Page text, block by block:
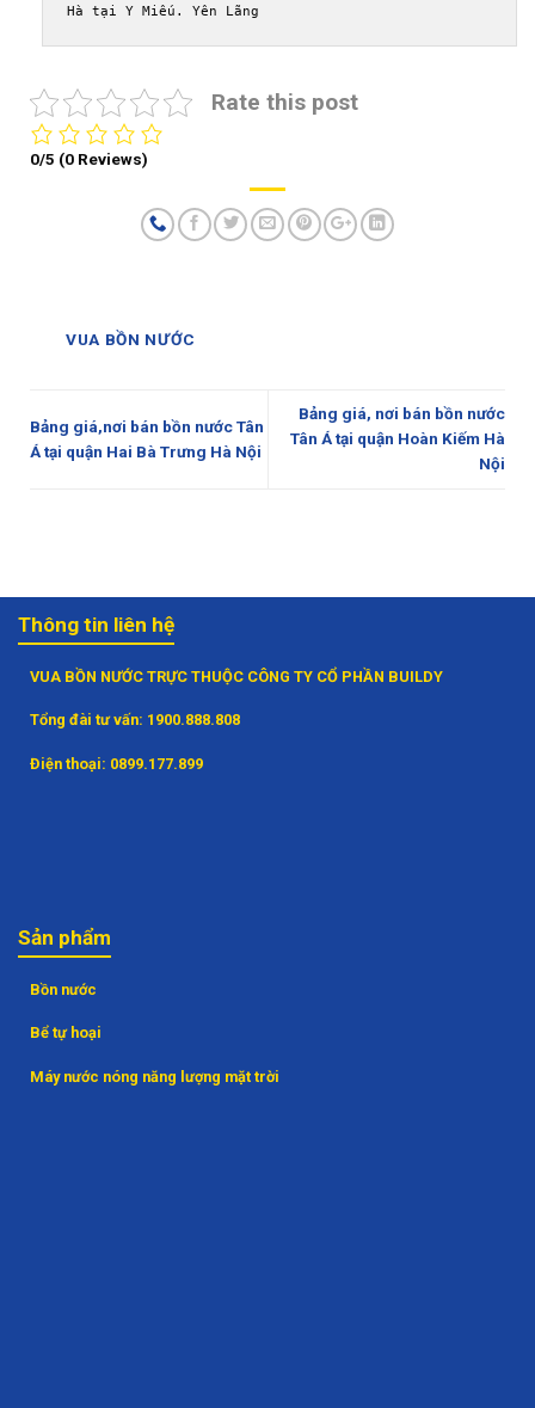
Hà tại Y Miếu. Yên Lãng
Rate this post
0/5 (0 Reviews)
VUA BỒN NƯỚC
Bảng giá,nơi bán bồn nước Tân
Á tại quận Hai Bà Trưng Hà Nội
Bảng giá, nơi bán bồn nước
Tân Á tại quận Hoàn Kiếm Hà
Nội
Thông tin liên hệ
VUA BỒN NƯỚC TRỰC THUỘC CÔNG TY CỔ PHẦN BUILDY
Tổng đài tư vấn: 1900.888.808
Điện thoại: 0899.177.899
Sản phẩm
Bồn nước
Bể tự hoại
Máy nước nóng năng lượng mặt trời